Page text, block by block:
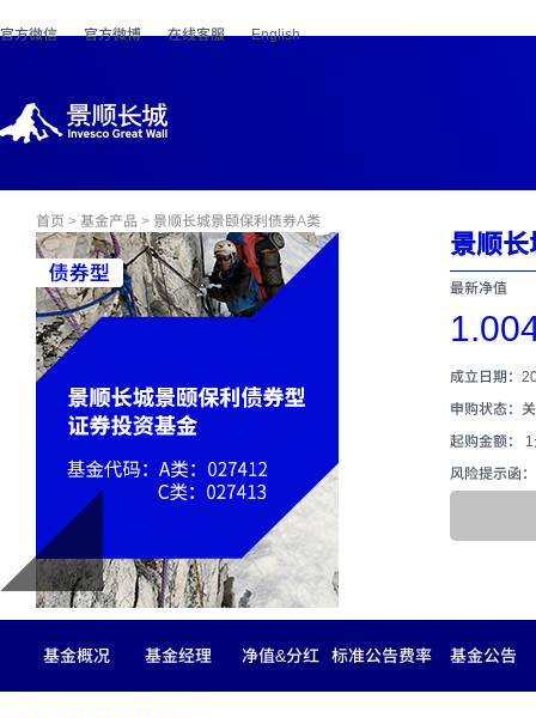
官方微信 官方微博 在线客服 English
首页 > 基金产品 > 景顺长城景颐保利债券A类
景顺长
最新净值
成立日期：
申购状态：
起购金额：
风险提示函：
基金概况 基金经理 净值&分红 标准公告费率 基金公告